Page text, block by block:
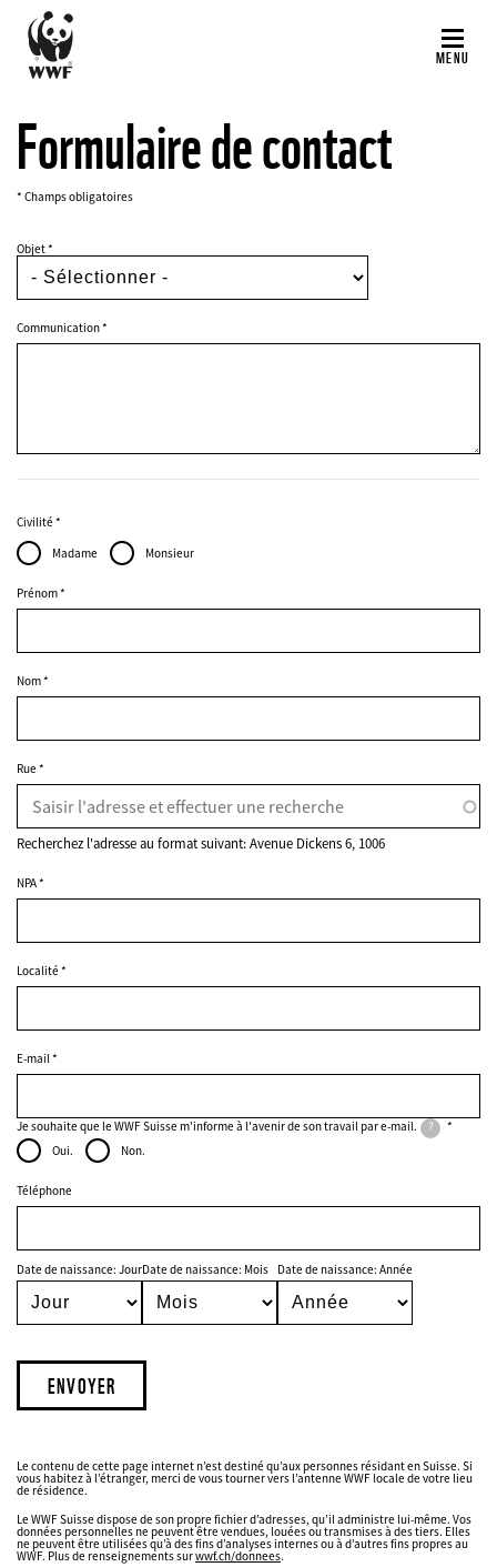
contenu
MENU
Formulaire de contact
* Champs obligatoires
FIELDSET
Objet
Communication
Data
Civilité
Madame
Monsieur
Prénom
Nom
Rue
Recherchez l'adresse au format suivant: Avenue Dickens 6, 1006
NPA
Localité
E-mail
Je souhaite que le WWF Suisse m'informe à l'avenir de son travail par e-mail.
?
Oui.
Non.
Téléphone
Date
naissance
Date de naissance: JourDate de naissance: Mois Date de naissance: Année
fieldset
Le contenu de cette page internet n’est destiné qu’aux personnes résidant en Suisse. Si
vous habitez à l’étranger, merci de vous tourner vers l’antenne WWF locale de votre lieu
de résidence.
Le WWF Suisse dispose de son propre fichier d’adresses, qu’il administre lui-même. Vos
données personnelles ne peuvent être vendues, louées ou transmises à des tiers. Elles
ne peuvent être utilisées qu’à des fins d’analyses internes ou à d’autres fins propres au
WWF. Plus de renseignements surwwf.ch/donnees.